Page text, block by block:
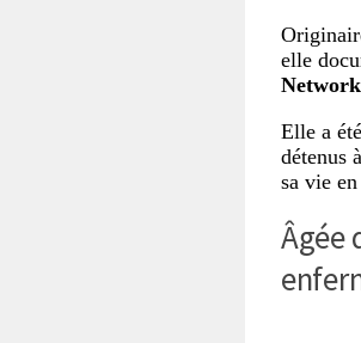
elle
Network
Elle a
détenus
sa vie
Âgée